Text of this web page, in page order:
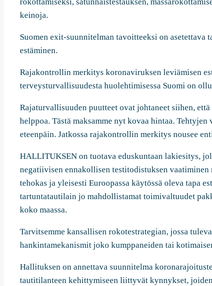
keinoja.
Suomen exit-suunnitelman tavoitteeksi on asetettava
estäminen.
Rajakontrollin merkitys koronaviruksen leviämisen
terveysturvallisuudesta huolehtimisessa Suomi on
Rajaturvallisuuden puutteet ovat johtaneet siihen,
helppoa. Tästä maksamme nyt kovaa hintaa.
eteenpäin. Jatkossa rajakontrollin merkitys nousee
HALLITUKSEN on tuotava eduskuntaan lakiesitys,
negatiivisen ennakollisen testitodistuksen
tehokas ja yleisesti Euroopassa käytössä oleva tapa
tartuntatautilain jo mahdollistamat toimivaltuudet
koko maassa.
Tarvitsemme kansallisen rokotestrategian, jossa
hankintamekanismit joko kumppaneiden tai
Hallituksen on annettava suunnitelma
tautitilanteen kehittymiseen liittyvät kynnykset,